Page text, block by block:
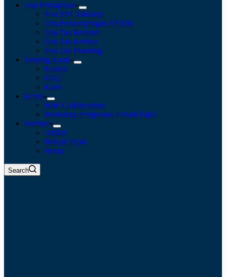
Jasa Perpajakan
Jasa SPT Tahunan
Jasa Pendampingan SP2DK
Jasa Tax Retainer
Jasa Tax Review
Jasa Tax Planning
Tentang Kami
Kontak
FAQ
Karir
Event
BBF Collaboration
Workshop Pengusaha Paham Pajak
Sumber
Artikel
Belajar Pajak
Berita
Search